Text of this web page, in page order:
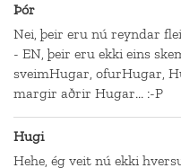
Þór
Nei, þeir eru nú reyndar
- EN, þeir eru ekki eins
sveimHugar, ofurHugar,
margir aðrir Hugar... :-P
Hugi
Hehe, ég veit nú ekki